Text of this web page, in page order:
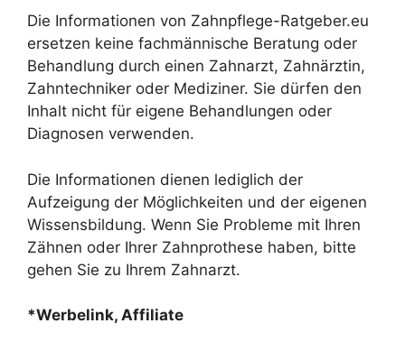
Die Informationen von Zahnpflege-Ratgeber.eu
ersetzen keine fachmännische Beratung oder
Behandlung durch einen Zahnarzt, Zahnärztin,
Zahntechniker oder Mediziner. Sie dürfen den
Inhalt nicht für eigene Behandlungen oder
Diagnosen verwenden.
Die Informationen dienen lediglich der
Aufzeigung der Möglichkeiten und der eigenen
Wissensbildung. Wenn Sie Probleme mit Ihren
Zähnen oder Ihrer Zahnprothese haben, bitte
gehen Sie zu Ihrem Zahnarzt.
*Werbelink, Affiliate